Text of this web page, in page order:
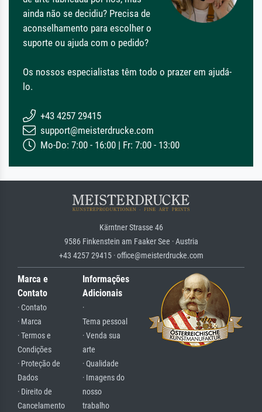
ainda não se decidiu? Precisa de
aconselhamento para escolher o
suporte ou ajuda com o pedido?
Os nossos especialistas têm todo o prazer em ajudá-
lo.
+43 4257 29415
support@meisterdrucke.com
Mo-Do: 7:00 - 16:00 | Fr: 7:00 - 13:00
Kärntner Strasse 46
9586 Finkenstein am Faaker See · Austria
+43 4257 29415 · office@meisterdrucke.com
Marca e
Contato
· Contato
· Marca
· Termos e
Condições
· Proteção de
Dados
· Direito de
Cancelamento
Informações
Adicionais
·
Tema pessoal
· Venda sua
arte
· Qualidade
· Imagens do
nosso
trabalho